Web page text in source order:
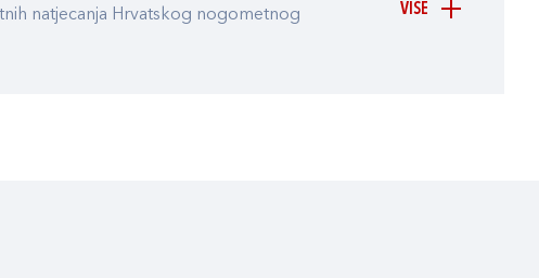
VIŠE
natjecanja Hrvatskog nogometnog